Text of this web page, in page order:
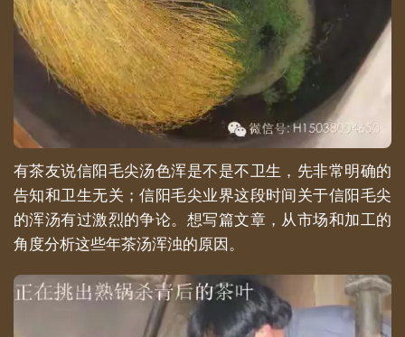
有茶友说信阳毛尖汤色浑是不是不卫生，先非常明确的
告知和卫生无关；信阳毛尖业界这段时间关于信阳毛尖
的浑汤有过激烈的争论。想写篇文章，从市场和加工的
角度分析这些年茶汤浑浊的原因。